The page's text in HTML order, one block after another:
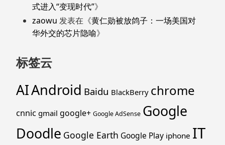
式进入“变现时代”》
zaowu 发表在《黄仁勋被放鸽子：一场美国对
华外交的芯片隐喻》
标签云
AIAndroid Baidu BlackBerry chrome
cnnic gmail google+ Google AdSense Google
Doodle Google Earth Google Play iphone IT